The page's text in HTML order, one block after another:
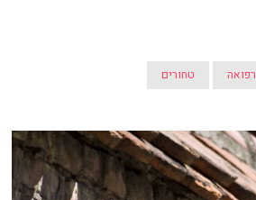
רפואה טחורים